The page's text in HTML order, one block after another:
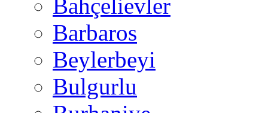
Bahçelievler
Barbaros
Beylerbeyi
Bulgurlu